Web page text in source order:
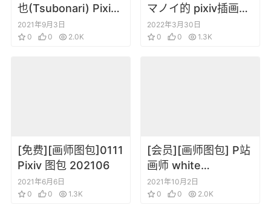
也(Tsubonari) Pixiv
图片包
2021年9月3日
0
0 2.0K
マノイ的 pixiv插画合
集[更新到220330]
2022年3月30日
0
0 1.3K
[免费][画师图包]0111
Pixiv 图包 202106
2021年6月6日
0
0 1.3K
[会员][画师图包] P站
画师 white
parabellum 凪白みと
插画集
2021年10月2日
0
0 2.0K